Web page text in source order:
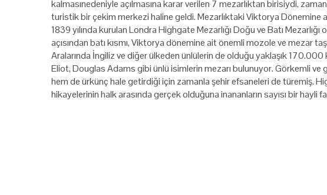
kalmasınedeniyle açılmasına karar verilen 7 mezarlıktan birisiydi,
turistik bir çekim merkezi haline geldi. Mezarlıktaki Viktorya Dönemine
1839 yılında kurulan Londra Highgate Mezarlığı Doğu ve Batı
açısından batı kısmı, Viktorya dönemine ait önemli mozole ve mezar
Aralarında İngiliz ve diğer ülkeden ünlülerin de olduğu yaklaşık 170.000
Eliot, Douglas Adams gibi ünlü isimlerin mezarı bulunuyor. Görkemli
hem de ürkünç hale getirdiği için zamanla şehir efsaneleri de türemiş.
hikayelerinin halk arasında gerçek olduğuna inananların sayısı bir hayli